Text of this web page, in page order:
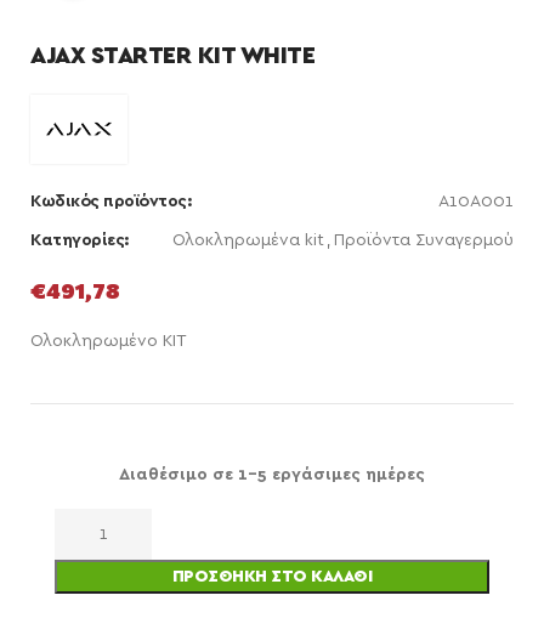
AJAX STARTER KIT WHITE
Κωδικός προϊόντος: A10A001
Κατηγορίες: Ολοκληρωμένα kit , Προϊόντα Συναγερμού
€491,78
Ολοκληρωμένο ΚΙΤ
Διαθέσιμο σε 1-5 εργάσιμες ημέρες
ΠΡΟΣΘΉΚΗ ΣΤΟ ΚΑΛΆΘΙ